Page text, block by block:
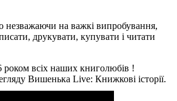
незважаючи на важкі випробування,
друкувати, купувати і читати
всіх наших книголюбів !
Вишенька Live: Книжкові історії.